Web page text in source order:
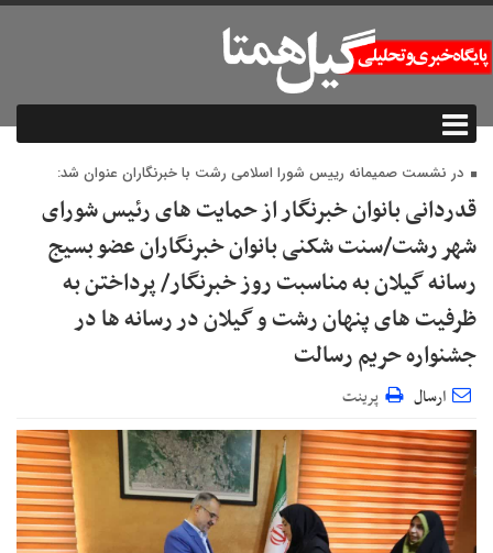
در نشست صمیمانه رییس شورا اسلامی رشت با خبرنگاران عنوان شد:
قدردانی بانوان خبرنگار از حمایت های رئیس شورای
شهر رشت/سنت شکنی بانوان خبرنگاران عضو بسیج
رسانه گیلان به مناسبت روز خبرنگار/ پرداختن به
ظرفیت های پنهان رشت و گیلان در رسانه ها در
جشنواره حریم رسالت
ارسال پرینت